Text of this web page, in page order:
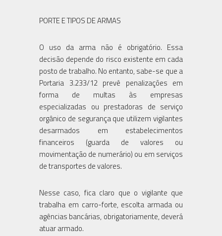
PORTE E TIPOS DE ARMAS
O uso da arma não é obrigatório. Essa
decisão depende do risco existente em cada
posto de trabalho. No entanto, sabe-se que a
Portaria 3.233/12 prevê penalizações em
forma de multas às empresas
especializadas ou prestadoras de serviço
orgânico de segurança que utilizem vigilantes
desarmados em estabelecimentos
financeiros (guarda de valores ou
movimentação de numerário) ou em serviços
de transportes de valores.
Nesse caso, fica claro que o vigilante que
trabalha em carro-forte, escolta armada ou
agências bancárias, obrigatoriamente, deverá
atuar armado.